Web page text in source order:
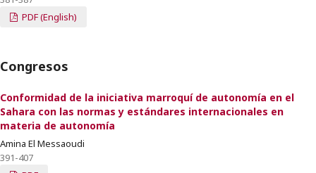
PDF (English)
Congresos
Conformidad de la iniciativa marroquí de autonomía en el
Sahara con las normas y estándares internacionales en
materia de autonomía
Amina El Messaoudi
391-407